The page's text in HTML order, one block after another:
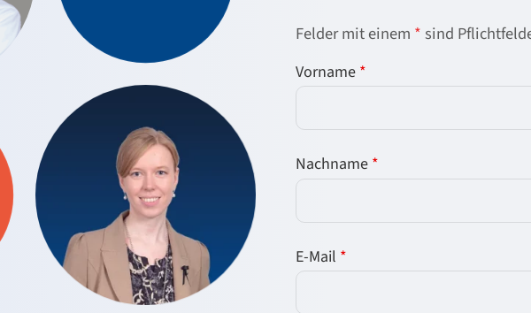
Felder mit einem *sind
Vorname *
Nachname *
E-Mail *